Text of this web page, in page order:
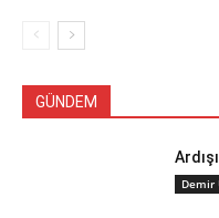
GÜNDEM
Demir